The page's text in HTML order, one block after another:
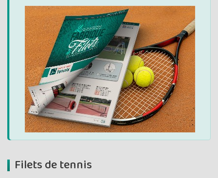
RECEVEZ
Filets de tennis